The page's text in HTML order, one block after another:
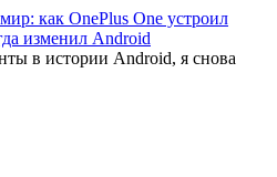
как OnePlus One устроил
изменил Android
в истории Android, я снова